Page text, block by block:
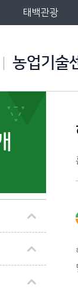
농업기술
태백관광